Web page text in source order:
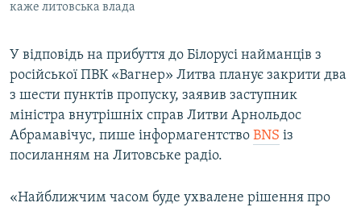
Усі сайти RFE/RL
каже литовська влада
У відповідь на прибуття до Білорусі найманців з
російської ПВК «Вагнер» Литва планує закрити два
з шести пунктів пропуску, заявив заступник
міністра внутрішніх справ Литви Арнольдос
Абрамавічус, пише інформагентство BNS із
посиланням на Литовське радіо.
«Найближчим часом буде ухвалене рішення про